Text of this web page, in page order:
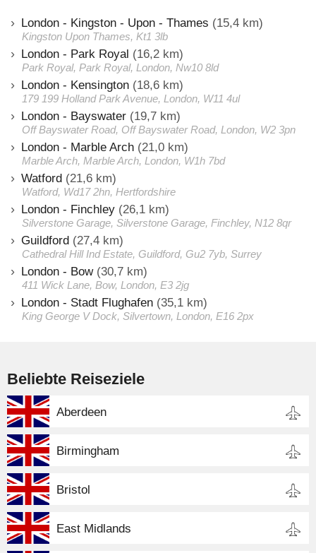
London - Kingston - Upon - Thames (15,4 km)
Kingston Upon Thames, Kt1 3lb
London - Park Royal (16,2 km)
Park Royal, Park Royal, London, Nw10 8ld
London - Kensington (18,6 km)
179 199 Holland Park Avenue, London, W11 4ul
London - Bayswater (19,7 km)
Off Bayswater Road, Off Bayswater Road, London, W2 3pn
London - Marble Arch (21,0 km)
Marble Arch, Marble Arch, London, W1h 7bd
Watford (21,6 km)
Watford, Wd17 2hn, Hertfordshire
London - Finchley (26,1 km)
Silverstone Garage, Silverstone Garage, Finchley, N12 8qr
Guildford (27,4 km)
Cathedral Hill Ind Estate, Guildford, Gu2 7yb, Surrey
London - Bow(30,7 km)
411 Wick Lane, Bow, London, E3 2jg
London - Stadt Flughafen (35,1 km)
King George V Dock, Silvertown, London, E16 2px
Beliebte Reiseziele
Aberdeen
Birmingham
Bristol
East Midlands